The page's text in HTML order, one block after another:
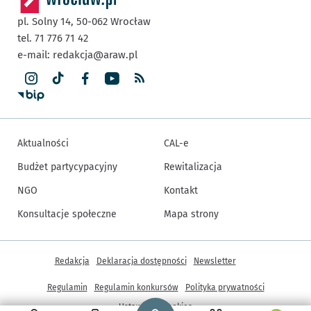
Strona główna - wroclaw.pl
pl. Solny 14, 50-062 Wrocław
tel. 71 776 71 42
e-mail: redakcja@araw.pl
Aktualności
Budżet partycypacyjny
NGO
Konsultacje społeczne
CAL-e
Rewitalizacja
Kontakt
Mapa strony
Inne informacje
Redakcja Deklaracja dostępności Newsletter
Regulamin Regulamin konkursów
Polityka prywatności
Ustawienia cookies